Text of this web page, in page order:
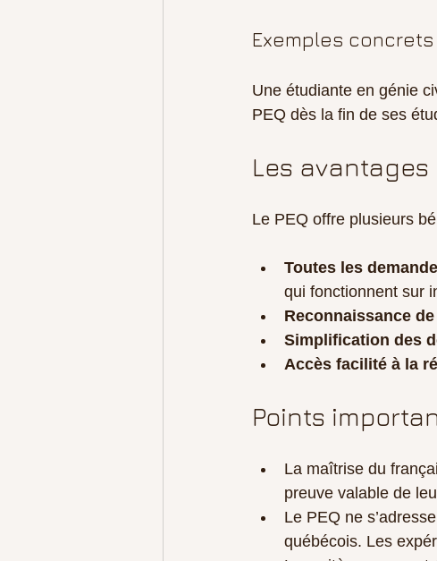
Exemples concrets
Une étudiante en génie
PEQ dès la fin de ses
Les avantages
Le PEQ offre plusieurs
Toutes les
qui fonctionnent sur
Reconnaissance
Simplification des
Accès facilité à la
Points
La maîtrise du
preuve valable de
Le PEQ ne
québécois. Les